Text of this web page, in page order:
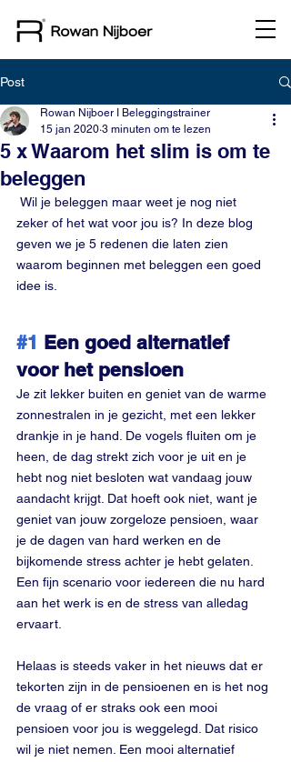
Post
5 x Waarom het slim is om te
beleggen
Rowan Nijboer I Beleggingstrainer
15 jan 2020 3 minuten om te lezen
zeker of het wat voor jou is? In deze blog
geven we je 5 redenen die laten zien
waarom beginnen met beleggen een goed
idee is.
#1 Een goed alternatief
voor het pensioen
Je zit lekker buiten en geniet van de warme
zonnestralen in je gezicht, met een lekker
drankje in je hand. De vogels fluiten om je
heen, de dag strekt zich voor je uit en je
hebt nog niet besloten wat vandaag jouw
aandacht krijgt. Dat hoeft ook niet, want je
geniet van jouw zorgeloze pensioen, waar
je de dagen van hard werken en de
bijkomende stress achter je hebt gelaten.
Een fijn scenario voor iedereen die nu hard
aan het werk is en de stress van alledag
ervaart.
Helaas is steeds vaker in het nieuws dat er
tekorten zijn in de pensioenen en is het nog
de vraag of er straks ook een mooi
pensioen voor jou is weggelegd. Dat risico
wil je niet nemen. Een mooi alternatief